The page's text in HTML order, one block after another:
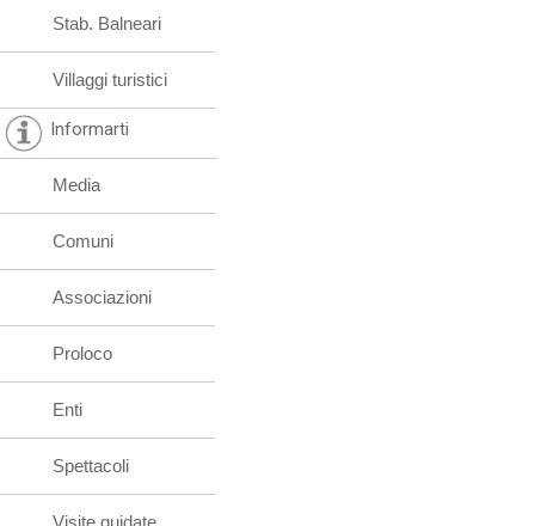
Stab. Balneari
Villaggi turistici
Informarti
Media
Comuni
Associazioni
Proloco
Enti
Spettacoli
Visite guidate